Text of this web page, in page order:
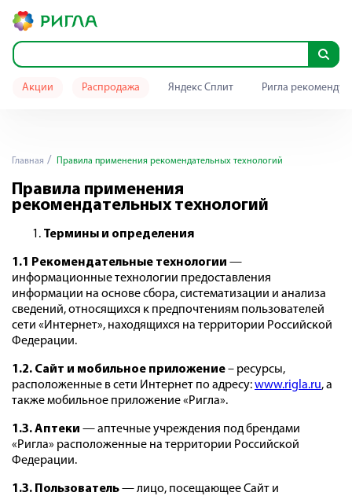
Акции Распродажа Яндекс Сплит Ригла
Главная Правила применения рекомендательных технологий
Правила применения
рекомендательных технологий
Термины и определения
1.1 Рекомендательные технологии —
информационные технологии предоставления
информации на основе сбора, систематизации и анализа
сведений, относящихся к предпочтениям пользователей
сети «Интернет», находящихся на территории Российской
Федерации.
1.2. Сайт и мобильное приложение– ресурсы,
расположенные в сети Интернет по адресу:www.rigla.ru,а
также мобильное приложение «Ригла».
1.3. Аптеки — аптечные учреждения под брендами
«Ригла» расположенные на территории Российской
Федерации.
1.3. Пользователь— лицо, посещающее Сайт и